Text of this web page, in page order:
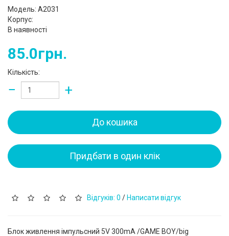
Модель: A2031
Корпус:
В наявності
85.0грн.
Кількість:
− +
До кошика
Придбати в один клік
Відгуків: 0 / Написати відгук
Блок живлення імпульсний 5V 300mA /GAME BOY/big